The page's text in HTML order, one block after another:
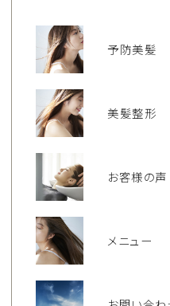
予防美髪
美髪整形
お客様の声
メニュー